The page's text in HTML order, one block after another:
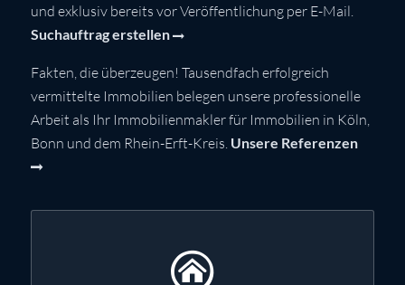
und exklusiv bereits vor Veröffentlichung per E-Mail.
Suchauftrag erstellen
Fakten, die überzeugen! Tausendfach erfolgreich
vermittelte Immobilien belegen unsere professionelle
Arbeit als Ihr Immobilienmakler für Immobilien in Köln,
Bonn und dem Rhein-Erft-Kreis. Unsere Referenzen